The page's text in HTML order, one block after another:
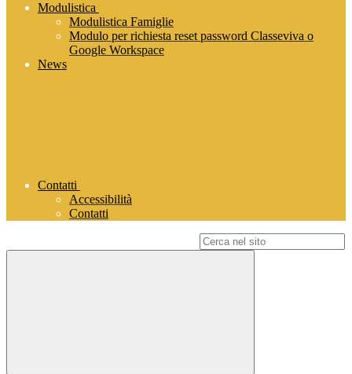
Modulistica
Modulistica Famiglie
Modulo per richiesta reset password Classeviva o
Google Workspace
News
Contatti
Accessibilità
Contatti